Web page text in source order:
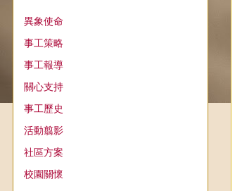
異象使命
事工策略
事工報導
關心支持
事工歷史
活動翦影
社區方案
校園關懷